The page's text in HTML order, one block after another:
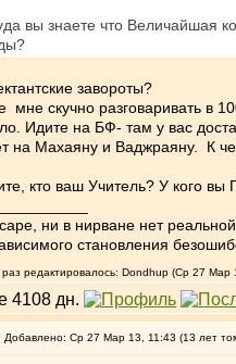
вы знаете что Величайшая
завороты?
мне скучно разговаривать в
Идите на БФ- там у вас
на Махаяну и Ваджраяну. К
кто ваш Учитель? У кого
ни в нирване нет
становления
редактировалось: Dondhup (Ср 27 Мар
Добавлено: Ср 27 Мар 13, 11:43 (13 лет